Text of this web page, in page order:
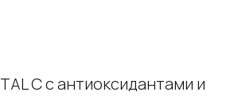
C с антиоксидантами и